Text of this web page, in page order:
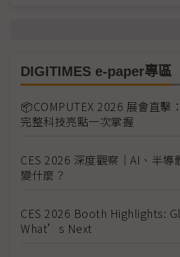
DIGITIMES e-paper專區
📦COMPUTEX 2026 展會直擊
完整科技亮點一次掌握
CES 2026 深度觀察｜AI、半導
變什麼？
CES 2026 Booth Highlights:
What’s Next